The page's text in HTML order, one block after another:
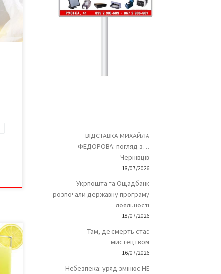
з
ВІДСТАВКА МИХАЙЛА
ФЕДОРОВА: погляд з…
Чернівців
18/07/2026
Укрпошта та Ощадбанк
розпочали державну програму
лояльності
18/07/2026
Там, де смерть стає
мистецтвом
16/07/2026
Небезпека: уряд змінює НЕ